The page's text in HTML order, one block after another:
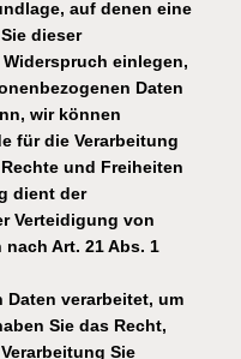
auf denen eine
dieser
einlegen,
Daten
wir können
für die Verarbeitung
und Freiheiten
dient der
Verteidigung von
Art. 21 Abs. 1
Daten verarbeitet, um
Sie das Recht,
Sie